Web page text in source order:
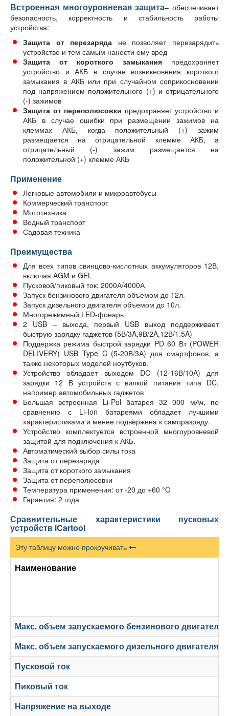
Встроенная многоуровневая защита– обеспечивает
безопасность, корректность и стабильность работы
устройства:
Защита от перезаряда не позволяет перезарядить
устройство и тем самым нанести ему вред
Защита от короткого замыкания предохраняет
устройство и АКБ в случае возникновения короткого
замыкания в АКБ или при случайном соприкосновении
под напряжением положительного (+) и отрицательного
(-) зажимов
Защита от переполюсовки предохраняет устройство и
АКБ в случае ошибки при размещении зажимов на
клеммах АКБ, когда положительный (+) зажим
размещается на отрицательной клемме АКБ, а
отрицательный (-) зажим размещается на
положительной (+) клемме АКБ
Применение
Легковые автомобили и микроавтобусы
Коммерческий транспорт
Мототехника
Водный транспорт
Садовая техника
Преимущества
Для всех типов свинцово-кислотных аккумуляторов 12В,
включая AGM и GEL
Пусковой/пиковый ток: 2000А/4000А
Запуск бензинового двигателя объемом до 12л.
Запуск дизельного двигателя объемом до 10л.
Многорежимный LED-фонарь
2 USB – выхода, первый USB выход поддерживает
быструю зарядку гаджетов (5В/3A,9В/2A,12В/1.5A)
Поддержка режима быстрой зарядки PD 60 Вт (POWER
DELIVERY) USB Type C (5-20В/3А) для смартфонов, а
также некоторых моделей ноутбуков.
Устройство обладает выходом DC (12-16В/10A) для
зарядки 12 В устройств с вилкой питания типа DC,
например автомобильных гаджетов
Большая встроенная Li-Pol батарея 32 000 мАч, по
сравнению с Li-Ion батареями обладает лучшими
характеристиками и менее подвержена к саморазряду.
Устройство комплектуется встроенной многоуровневой
защитой для подключения к АКБ.
Автоматический выбор силы тока
Защита от перезаряда
Защита от короткого замыкания
Защита от переполюсовки
Температура применения: от -20 до +60 °C
Гарантия: 2 года
Сравнительные характеристики пусковых
устройств iCartool
Эту таблицу можно прокручивать
Наименование
Макс. объем запускаемого бензинового двигателя,
Макс. объем запускаемого дизельного двигателя, л
Пусковой ток
Пиковый ток
Напряжение на выходе